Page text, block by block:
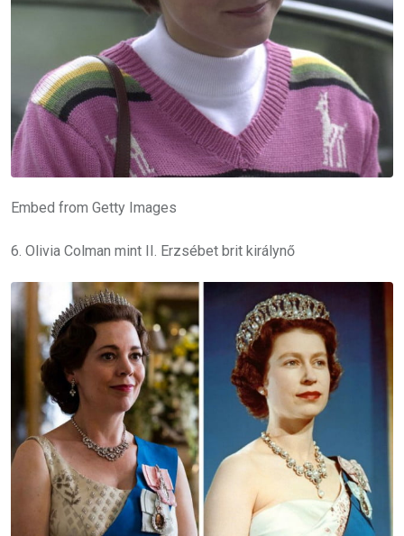
Embed from Getty Images
6. Olivia Colman mint II. Erzsébet brit királynő